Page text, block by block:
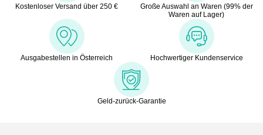
Kostenloser Versand über 250 €
Große Auswahl an Waren (99% der
Waren auf Lager)
Ausgabestellen in Österreich Hochwertiger Kundenservice
Geld-zurück-Garantie